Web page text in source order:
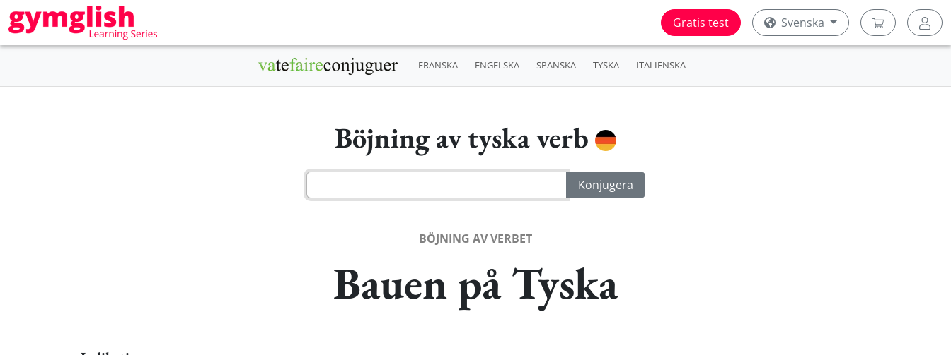
Gratis test Svenska
FRANSKA ENGELSKA SPANSKA TYSKA ITALIENSKA
Böjning av tyska verb
BÖJNING AV VERBET
Bauen på Tyska